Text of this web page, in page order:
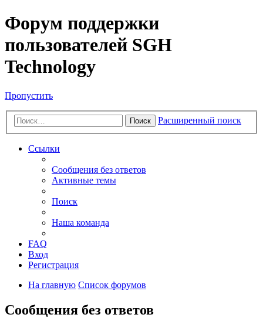
Форум поддержки
пользователей SGH
Technology
Пропустить
Поиск Расширенный поиск
Ссылки
Сообщения без ответов
Активные темы
Поиск
Наша команда
FAQ
Вход
Регистрация
На главную Список форумов
Сообщения без ответов